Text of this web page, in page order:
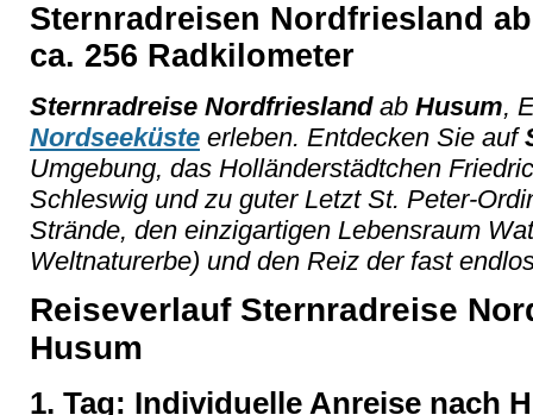
Sternradreisen Nordfriesland
ca. 256 Radkilometer
Sternradreise Nordfrieslandab Husum,
Nordseeküste erleben. Entdecken Sie auf
Umgebung, das Holländerstädtchen
Schleswig und zu guter Letzt St. Peter-
Strände, den einzigartigen Lebensraum
Weltnaturerbe) und den Reiz der fast
Reiseverlauf Sternradreise
Husum
1. Tag: Individuelle Anreise nach